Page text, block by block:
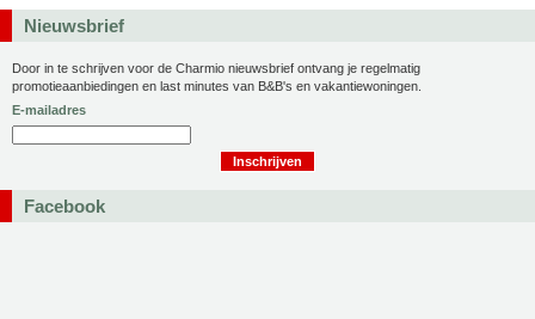
Nieuwsbrief
Door in te schrijven voor de Charmio nieuwsbrief ontvang je regelmatig
promotieaanbiedingen en last minutes van B&B's en vakantiewoningen.
E-mailadres
Facebook